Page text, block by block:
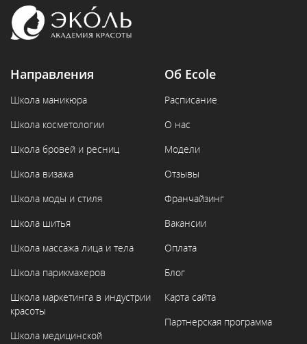
Направления
Школа маникюра
Школа косметологии
Школа бровей и ресниц
Школа визажа
Школа моды и стиля
Школа шитья
Школа массажа лица и тела
Школа парикмахеров
Школа маркетинга в индустрии
красоты
Школа медицинской
Об Ecole
Расписание
О нас
Модели
Отзывы
Франчайзинг
Вакансии
Оплата
Блог
Карта сайта
Партнерская программа